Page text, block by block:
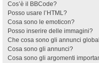
Cos’è il BBCode?
Posso usare l’HTML?
Cosa sono le emoticon?
Posso inserire delle immagini?
Che cosa sono gli annunci
Cosa sono gli annunci?
Cosa sono gli argomenti